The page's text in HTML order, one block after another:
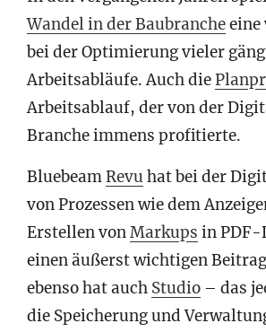
Wandel in der Baubrancheeine
bei der Optimierung vieler
Arbeitsabläufe. Auch die
Arbeitsablauf, der von der
Branche immens profitierte.
BluebeamRevu hat bei der
von Prozessen wie dem
Erstellen vonMarkups in PDF-
einen äußerst wichtigen
ebenso hat auch Studio – das
die Speicherung und